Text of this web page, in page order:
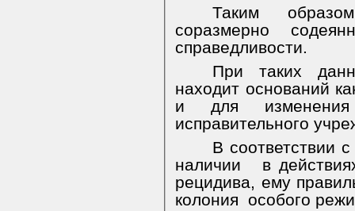
Таким
соразмерно
справедливости.
При таких
находит оснований
и для
исправительного
В соответствии
наличии
в
рецидива, ему
колония особого